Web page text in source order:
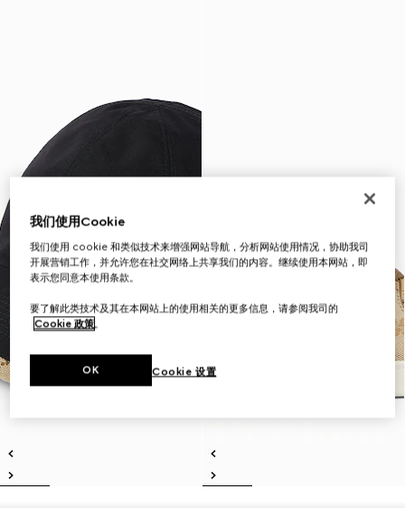
我们使用Cookie
我们使用 cookie 和类似技术来增强网站导航，分析网站使用情况，协助我司
开展营销工作，并允许您在社交网络上共享我们的内容。继续使用本网站，即
表示您同意本使用条款。
要了解此类技术及其在本网站上的使用相关的更多信息，请参阅我司的
Cookie 政策。
Cookie 设置
OK